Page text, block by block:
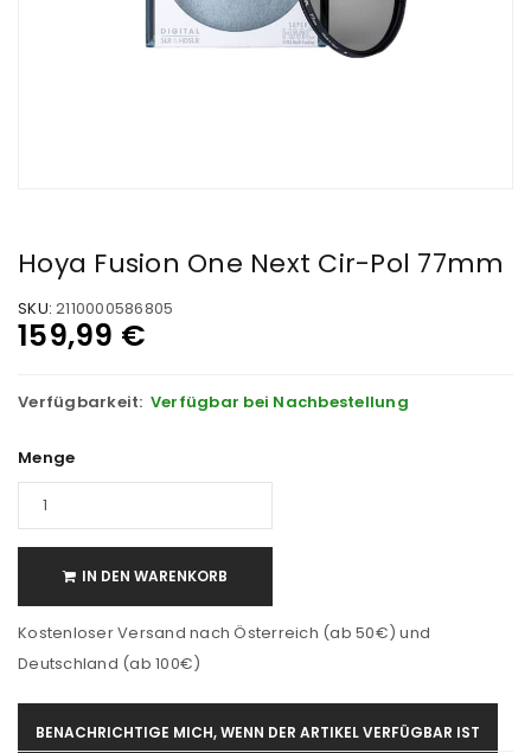
Hoya Fusion One Next Cir-Pol 77mm
SKU: 2110000586805
159,99 €
Verfügbarkeit: Verfügbar bei Nachbestellung
Menge
IN DEN WARENKORB
Kostenloser Versand nach Österreich (ab 50€) und
Deutschland (ab 100€)
BENACHRICHTIGE MICH, WENN DER ARTIKEL VERFÜGBAR IST